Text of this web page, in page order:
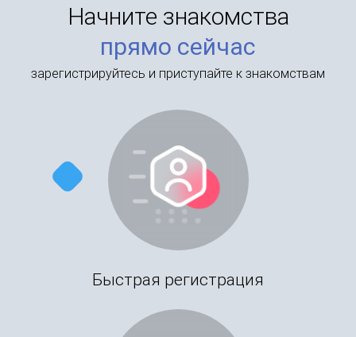
Начните знакомства
прямо сейчас
зарегистрируйтесь и приступайте к знакомствам
Быстрая регистрация